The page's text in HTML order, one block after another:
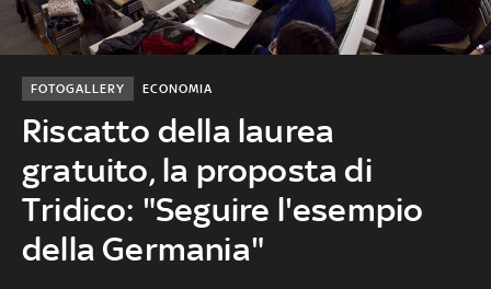
Riscatto della laurea
gratuito, la proposta di
Tridico: "Seguire l'esempio
della Germania"
ECONOMIA
FOTOGALLERY